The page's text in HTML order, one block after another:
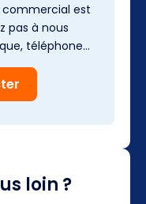
est
pas à nous
téléphone…
loin ?